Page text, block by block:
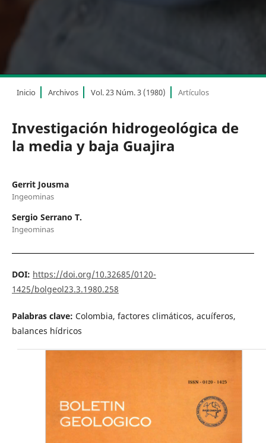
Inicio Archivos Vol. 23 Núm. 3 (1980) Artículos
Investigación hidrogeológica de
la media y baja Guajira
Gerrit Jousma
Ingeominas
Sergio Serrano T.
Ingeominas
DOI: https://doi.org/10.32685/0120-
1425/bolgeol23.3.1980.258
Palabras clave: Colombia, factores climáticos, acuíferos,
balances hídricos